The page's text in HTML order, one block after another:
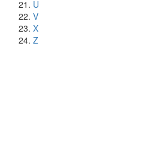
U
V
X
Z